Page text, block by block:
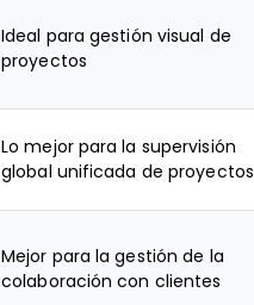
Ideal para gestión visual de
proyectos
Lo mejor para la supervisión
global unificada de proyectos
Mejor para la gestión de la
colaboración con clientes